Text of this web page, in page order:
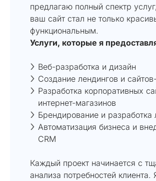
предлагаю полный спектр
ваш сайт стал не только
функциональным.
Услуги, которые я
Веб-разработка и дизайн
Создание лендингов и
Разработка корпоративных
интернет-магазинов
Брендирование и разработка
Автоматизация бизнеса и
CRM
Каждый проект начинается с
анализа потребностей клиента.